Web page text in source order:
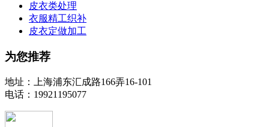
皮衣类处理
衣服精工织补
皮衣定做加工
为您推荐
地址：上海浦东汇成路166弄16-101
电话：19921195077